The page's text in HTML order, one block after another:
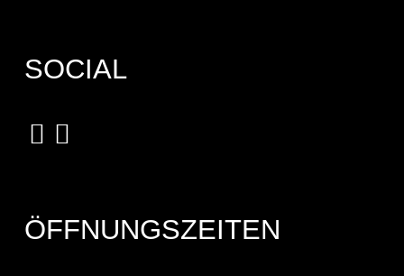
SOCIAL
ÖFFNUNGSZEITEN